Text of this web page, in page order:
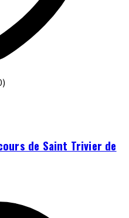
de Saint Trivier de